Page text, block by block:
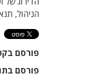
הניהול,
פורסם
פורסם